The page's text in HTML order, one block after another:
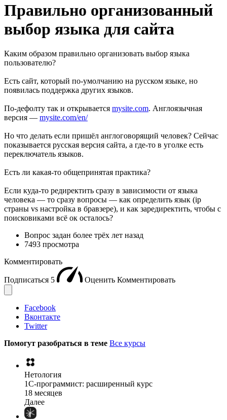
Правильно организованный
выбор языка для сайта
Каким образом правильно организовать выбор языка
пользователю?
Есть сайт, который по-умолчанию на русском языке, но
появилась поддержка других языков.
По-дефолту так и открывается mysite.com. Англоязычная
версия — mysite.com/en/
Но что делать если пришёл англоговорящий человек? Сейчас
показывается русская версия сайта, а где-то в уголке есть
переключатель языков.
Есть ли какая-то общепринятая практика?
Если куда-то редиректить сразу в зависимости от языка
человека — то сразу вопросы — как определить язык (ip
страны vs настройка в бравзере), и как заредиректить, чтобы с
поисковиками всё ок осталось?
Вопрос задан более трёх лет назад
7493 просмотра
Комментировать
Подписаться 5 Оценить Комментировать
Facebook
Вконтакте
Twitter
Помогут разобраться в теме Все курсы
Нетология
1C-программист: расширенный курс
18 месяцев
Далее